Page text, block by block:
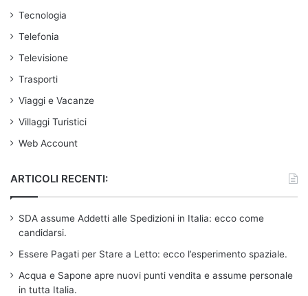
Tecnologia
Telefonia
Televisione
Trasporti
Viaggi e Vacanze
Villaggi Turistici
Web Account
ARTICOLI RECENTI:
SDA assume Addetti alle Spedizioni in Italia: ecco come
candidarsi.
Essere Pagati per Stare a Letto: ecco l’esperimento spaziale.
Acqua e Sapone apre nuovi punti vendita e assume personale
in tutta Italia.